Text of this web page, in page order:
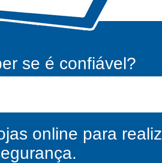
se é confiável?
online para